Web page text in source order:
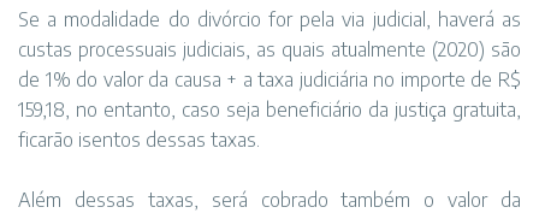
Se a modalidade do divórcio for pela via judicial, haverá as
custas processuais judiciais, as quais atualmente (2020) são
de 1% do valor da causa + a taxa judiciária no importe de R$
159,18, no entanto, caso seja beneficiário da justiça gratuita,
ficarão isentos dessas taxas.
Além dessas taxas, será cobrado também o valor da